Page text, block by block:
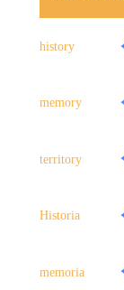
history
memory
territory
Historia
memoria